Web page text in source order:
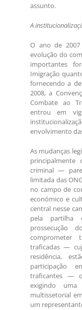
assunto.
A
O ano de 2007
evolução do
importantes
Imigração
fornecendo a
2008, a
Combate ao
entrou em
envolvimento
As mudanças
principalmente
criminal —
limitada das
no campo de
económico e
central nesse
pela partilha
prossecução
comprometer
traficadas —
residência,
participação
traficantes —
exigindo uma
multissetorial
um